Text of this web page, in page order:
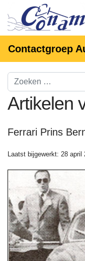
Contactgroep
Artikelen
Ferrari Prins
Laatst bijgewerkt: 28 april